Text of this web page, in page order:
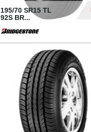
195/70 SR15 TL
92S BR...